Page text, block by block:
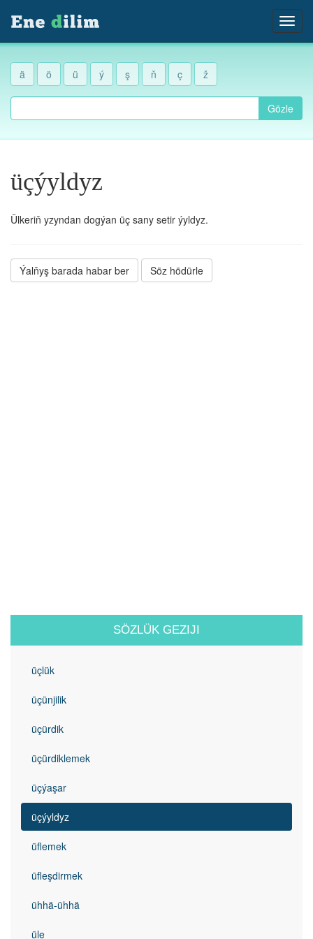
ä ö ü ý ş ň ç ž
Gözle
üçýyldyz
Ülkeriň yzyndan dogýan üç sany setir ýyldyz.
Ýalňyş barada habar ber Söz hödürle
SÖZLÜK GEZIJI
üçlük
üçünjilik
üçürdik
üçürdiklemek
üçýaşar
üçýyldyz
üflemek
üfleşdirmek
ühhä-ühhä
üle